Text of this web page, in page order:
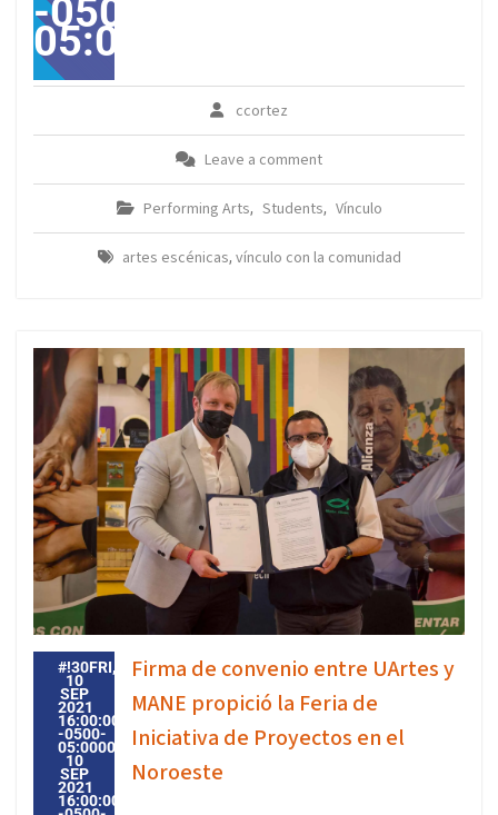
-0500-
05:00America/
ccortez
Leave a comment
Performing Arts, Students, Vínculo
artes escénicas, vínculo con la comunidad
#!30FRI,
10
SEP
2021
16:00:00
-0500-
05:000030#30FRI,
10
SEP
2021
16:00:00
Firma de convenio entre UArtes y
MANE propició la Feria de
Iniciativa de Proyectos en el
Noroeste